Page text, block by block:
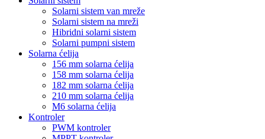
Solarni sistem van mreže
Solarni sistem na mreži
Hibridni solarni sistem
Solarni pumpni sistem
Solarna ćelija
156 mm solarna ćelija
158 mm solarna ćelija
182 mm solarna ćelija
210 mm solarna ćelija
M6 solarna ćelija
Kontroler
PWM kontroler